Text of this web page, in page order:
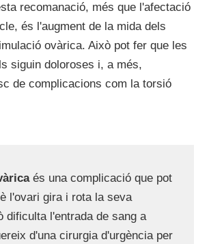
recomanació, més que l'afectació
és l'augment de la mida dels
ovàrica. Això pot fer que les
siguin doloroses i, a més,
de complicacions com la torsió
és una complicació que pot
l'ovari gira i rota la seva
dificulta l'entrada de sang a
d'una cirurgia d'urgència per